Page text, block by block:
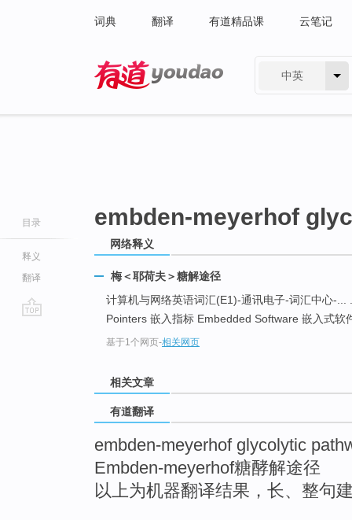
词典 翻译 有道精品课 云笔记
中英
目录
释义
翻译
embden-meyerhof
网络释义
梅＜耶荷夫＞糖解途径
计算机与网络英语词汇(E1)-通讯电子-词汇中心-
Pointers 嵌入指标 Embedded Software 嵌入式软
基于1个网页-相关网页
相关文章
有道翻译
embden-meyerhof glycolytic
Embden-meyerhof糖酵解途径
以上为机器翻译结果，长、整句